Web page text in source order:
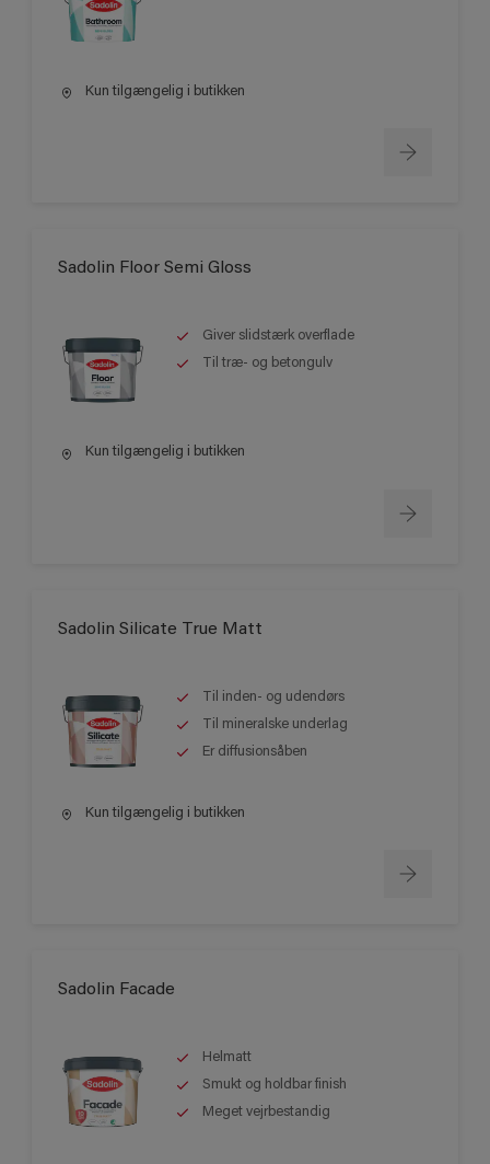
Kun tilgængelig i butikken
Sadolin Floor Semi Gloss
Giver slidstærk overflade
Til træ- og betongulv
Kun tilgængelig i butikken
Sadolin Silicate True Matt
Til inden- og udendørs
Til mineralske underlag
Er diffusionsåben
Kun tilgængelig i butikken
Sadolin Facade
Helmatt
Smukt og holdbar finish
Meget vejrbestandig